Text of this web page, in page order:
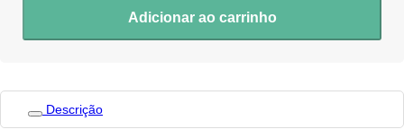
Adicionar ao carrinho
Descrição